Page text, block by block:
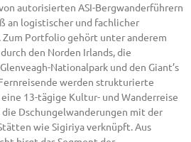
autorisierten ASI-Bergwanderführern
an logistischer und fachlicher
Portfolio gehört unter anderem
den Norden Irlands, die
Nationalpark und den Giant’s
werden strukturierte
13-tägige Kultur- und Wanderreise
die Dschungelwanderungen mit der
wie Sigiriya verknüpft. Aus